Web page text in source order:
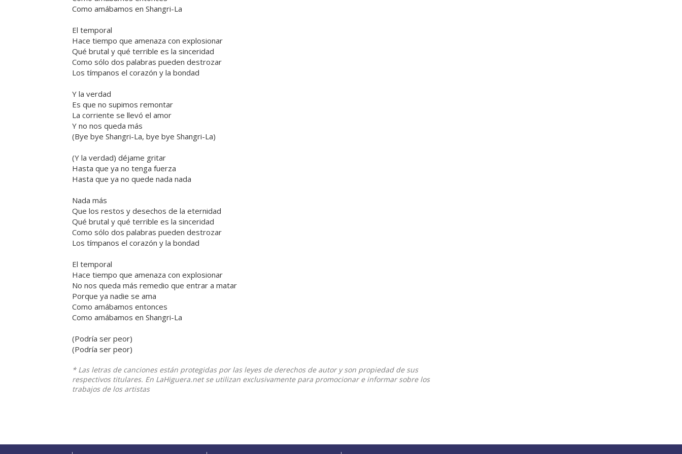
Como amábamos en Shangri-La
El temporal
Hace tiempo que amenaza con explosionar
Qué brutal y qué terrible es la sinceridad
Como sólo dos palabras pueden destrozar
Los tímpanos el corazón y la bondad
Y la verdad
Es que no supimos remontar
La corriente se llevó el amor
Y no nos queda más
(Bye bye Shangri-La, bye bye Shangri-La)
(Y la verdad) déjame gritar
Hasta que ya no tenga fuerza
Hasta que ya no quede nada nada
Nada más
Que los restos y desechos de la eternidad
Qué brutal y qué terrible es la sinceridad
Como sólo dos palabras pueden destrozar
Los tímpanos el corazón y la bondad
El temporal
Hace tiempo que amenaza con explosionar
No nos queda más remedio que entrar a matar
Porque ya nadie se ama
Como amábamos entonces
Como amábamos en Shangri-La
(Podría ser peor)
(Podría ser peor)
* Las letras de canciones están protegidas por las leyes de derechos de autor y son propiedad de sus
respectivos titulares. En LaHiguera.net se utilizan exclusivamente para promocionar e informar sobre los
trabajos de los artistas